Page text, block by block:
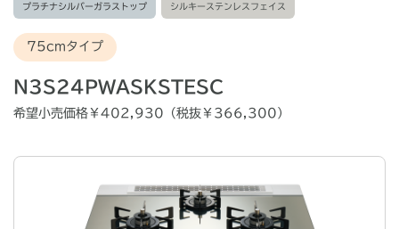
プラチナシルバーガラストップ シルキーステンレスフェイス
75cmタイプ
N3S24PWASKSTESC
希望小売価格￥402,930（税抜￥366,300）